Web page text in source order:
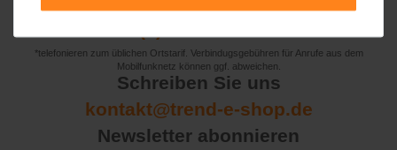
*telefonieren zum üblichen Ortstarif. Verbindugsgebühren für Anrufe aus dem
Mobilfunknetz können ggf. abweichen.
Schreiben Sie uns
kontakt@trend-e-shop.de
Newsletter abonnieren